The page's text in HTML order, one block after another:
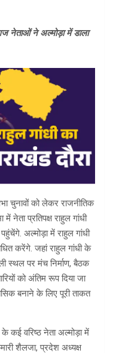
नेताओं ने अल्मोड़ा में डाला
चुनावों को लेकर राजनीतिक
नेता प्रतिपक्ष राहुल गांधी
अल्मोड़ा में राहुल गांधी
करेंगे. जहां राहुल गांधी के
स्थल पर मंच निर्माण, बैठक
को अंतिम रूप दिया जा
बनाने के लिए पूरी ताकत
के कई वरिष्ठ नेता अल्मोड़ा में
शैलजा, प्रदेश अध्यक्ष